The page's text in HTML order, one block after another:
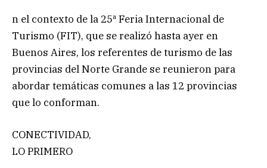
n el contexto de la 25ª Feria Internacional de
Turismo (FIT), que se realizó hasta ayer en
Buenos Aires, los referentes de turismo de las
provincias del Norte Grande se reunieron para
abordar temáticas comunes a las 12 provincias
que lo conforman.
CONECTIVIDAD,
LO PRIMERO